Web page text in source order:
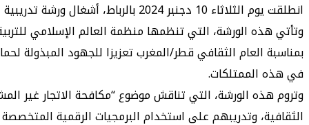
انطلقت يوم الثلاثاء 10 دجنبر 2024 بالرباط، أشغال ورشة تدريبية حول الآليات التنفيذية لمكافحة الاتجار غير المشروع بالممتلكات الثقافية، وذلك بمشاركة خبراء من عدة دول من العالم الإسلامي.
بمناسبة العام الثقافي قطر/المغرب تعزيزا للجهود المبذولة
في هذه الممتلكات.
وتروم هذه الورشة، التي تناقش موضوع “مكافحة الاتجار غير
الثقافية، وتدريبهم على استخدام البرمجيات الرقمية